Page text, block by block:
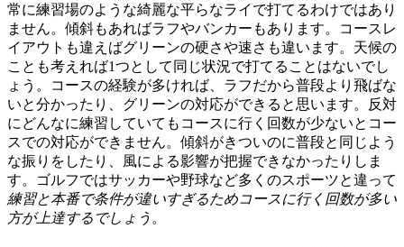
常に練習場のような綺麗な平らなライで打てるわけではあり
ません。傾斜もあればラフやバンカーもあります。コースレ
イアウトも違えばグリーンの硬さや速さも違います。天候の
ことも考えれば1つとして同じ状況で打てることはないでし
ょう。コースの経験が多ければ、ラフだから普段より飛ばな
いと分かったり、グリーンの対応ができると思います。反対
にどんなに練習していてもコースに行く回数が少ないとコー
スでの対応ができません。傾斜がきついのに普段と同じよう
な振りをしたり、風による影響が把握できなかったりしま
す。ゴルフではサッカーや野球など多くのスポーツと違って
練習と本番で条件が違いすぎるためコースに行く回数が多い
方が上達するでしょう 。